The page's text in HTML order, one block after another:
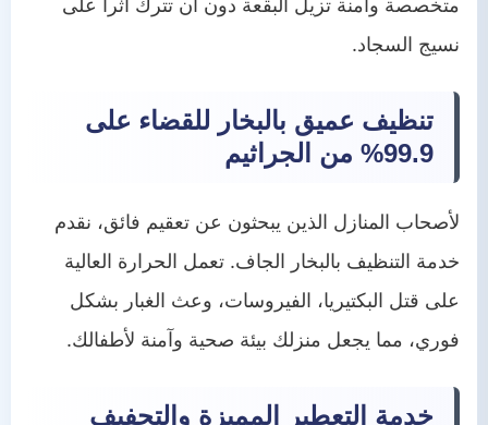
متخصصة وآمنة تزيل البقعة دون أن تترك أثراً على
نسيج السجاد.
تنظيف عميق بالبخار للقضاء على
99.9% من الجراثيم
لأصحاب المنازل الذين يبحثون عن تعقيم فائق، نقدم
خدمة التنظيف بالبخار الجاف. تعمل الحرارة العالية
على قتل البكتيريا، الفيروسات، وعث الغبار بشكل
فوري، مما يجعل منزلك بيئة صحية وآمنة لأطفالك.
خدمة التعطير المميزة والتجفيف